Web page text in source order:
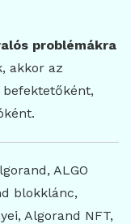
problémákra
akkor az
ALGO
blokklánc,
Algorand NFT,